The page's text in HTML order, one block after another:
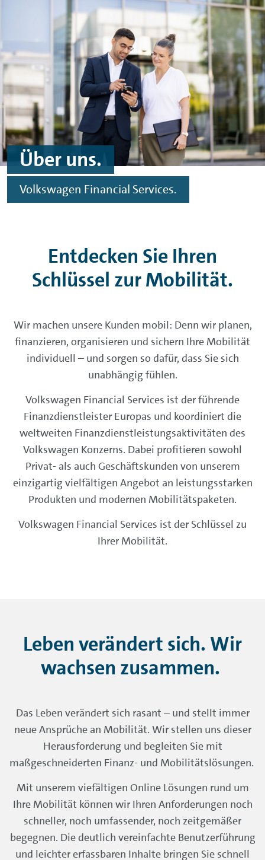
Zum Hauptinhalt springen
Zur Fußzeile springen
Über uns.
Volkswagen Financial Services.
Entdecken Sie Ihren
Schlüssel zur Mobilität.
Wir machen unsere Kunden mobil: Denn wir planen,
finanzieren, organisieren und sichern Ihre Mobilität
individuell – und sorgen so dafür, dass Sie sich
unabhängig fühlen.
Volkswagen Financial Services ist der führende
Finanzdienstleister Europas und koordiniert die
weltweiten Finanzdienstleistungsaktivitäten des
Volkswagen Konzerns. Dabei profitieren sowohl
Privat- als auch Geschäftskunden von unserem
einzigartig vielfältigen Angebot an leistungsstarken
Produkten und modernen Mobilitätspaketen.
Volkswagen Financial Services ist der Schlüssel zu
Ihrer Mobilität.
Leben verändert sich. Wir
wachsen zusammen.
Das Leben verändert sich rasant – und stellt immer
neue Ansprüche an Mobilität. Wir stellen uns dieser
Herausforderung und begleiten Sie mit
maßgeschneiderten Finanz- und Mobilitätslösungen.
Mit unserem viefältigen Online Lösungen rund um
Ihre Mobilität können wir Ihren Anforderungen noch
schneller, noch umfassender, noch zeitgemäßer
begegnen. Die deutlich vereinfachte Benutzerführung
und leichter erfassbaren Inhalte bringen Sie schnell